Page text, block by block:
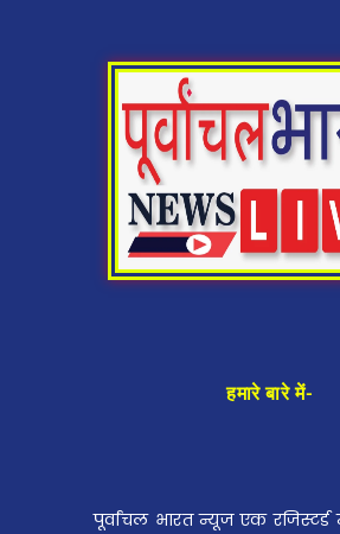
हमारे बारे में-
पूर्वांचल भारत न्यूज एक रजिस्टर्ड